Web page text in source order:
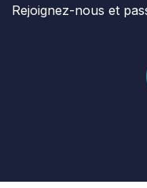
Rejoignez-nous et